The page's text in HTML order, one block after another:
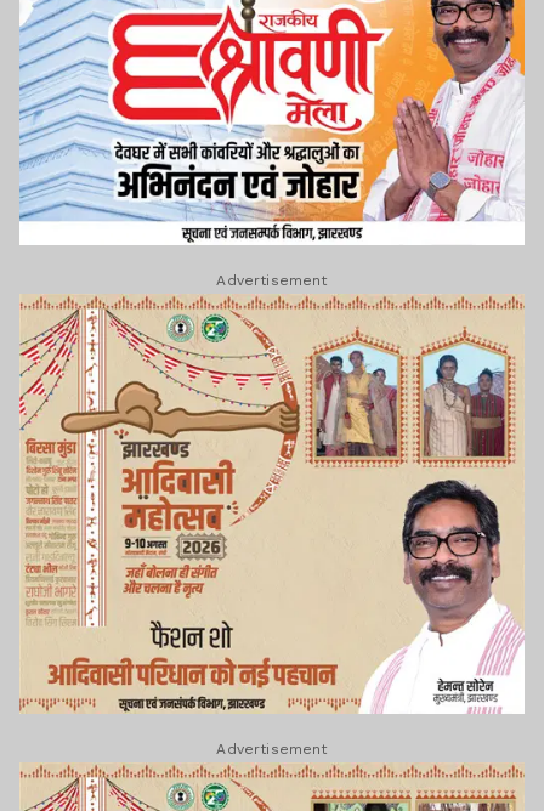
Advertisement
Advertisement